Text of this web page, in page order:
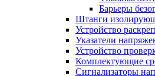
Барьеры
Штанги
Устройство
Указатели
Устройство
Комплектующие
Сигнализаторы